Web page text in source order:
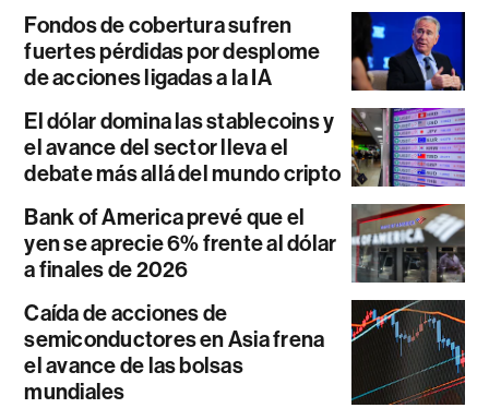
Fondos de cobertura sufren
fuertes pérdidas por desplome
de acciones ligadas a la IA
El dólar domina las stablecoins y
el avance del sector lleva el
debate más allá del mundo cripto
Bank of America prevé que el
yen se aprecie 6% frente al dólar
a finales de 2026
Caída de acciones de
semiconductores en Asia frena
el avance de las bolsas
mundiales